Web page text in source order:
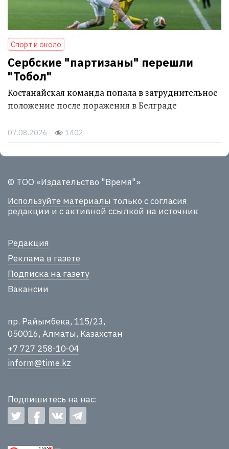
Спорт и около
Сербские "партизаны" перешли
"Тобол"
Костанайская команда попала в затруднительное
положение после поражения в Белграде
07.08.2026 1402
© ТОО «Издательство "Время"»
Используйте материалы только с согласия
редакции и с активной ссылкой на источник
Редакция
Реклама в газете
Подписка на газету
Вакансии
пр. Райымбека, 115/23,
050016, Алматы, Казахстан
+7 727 258-10-04
inform@time.kz
Подпишитесь на нас: